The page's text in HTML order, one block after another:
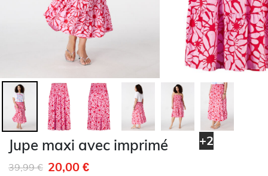
+2
Jupe maxi avec imprimé
Remise de
39,99 €à 20,00 €